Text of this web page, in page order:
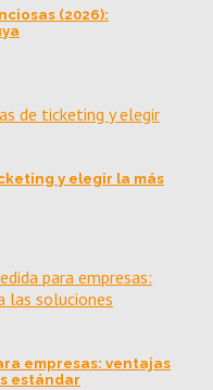
(2026):
y elegir la más
empresas: ventajas
estándar